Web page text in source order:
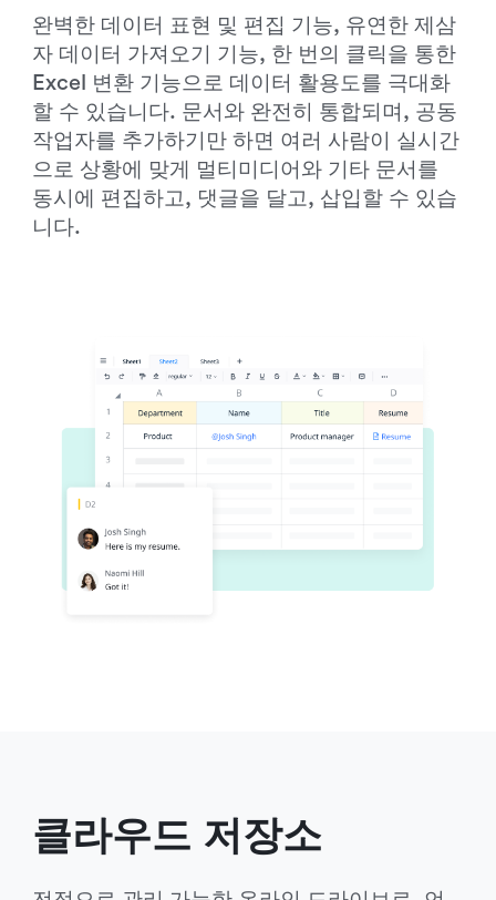
완벽한 데이터 표현 및 편집 기능, 유연한 제삼
자 데이터 가져오기 기능, 한 번의 클릭을 통한
Excel 변환 기능으로 데이터 활용도를 극대화
할 수 있습니다. 문서와 완전히 통합되며, 공동
작업자를 추가하기만 하면 여러 사람이 실시간
으로 상황에 맞게 멀티미디어와 기타 문서를
동시에 편집하고, 댓글을 달고, 삽입할 수 있습
니다.
클라우드 저장소